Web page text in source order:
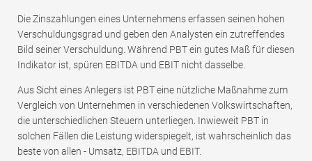
Die Zinszahlungen eines Unternehmens erfassen seinen hohen
Verschuldungsgrad und geben den Analysten ein zutreffendes
Bild seiner Verschuldung. Während PBT ein gutes Maß für diesen
Indikator ist, spüren EBITDA und EBIT nicht dasselbe.
Aus Sicht eines Anlegers ist PBT eine nützliche Maßnahme zum
Vergleich von Unternehmen in verschiedenen Volkswirtschaften,
die unterschiedlichen Steuern unterliegen. Inwieweit PBT in
solchen Fällen die Leistung widerspiegelt, ist wahrscheinlich das
beste von allen - Umsatz, EBITDA und EBIT.